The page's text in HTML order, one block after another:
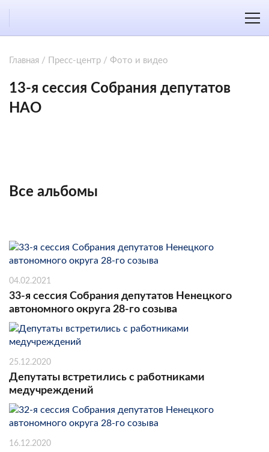
Главная / Пресс-центр / Фото и видео
13-я сессия Собрания депутатов
НАО
Все альбомы
04.02.2021
33-я сессия Собрания депутатов Ненецкого
автономного округа 28-го созыва
25.12.2020
Депутаты встретились с работниками
медучреждений
16.12.2020